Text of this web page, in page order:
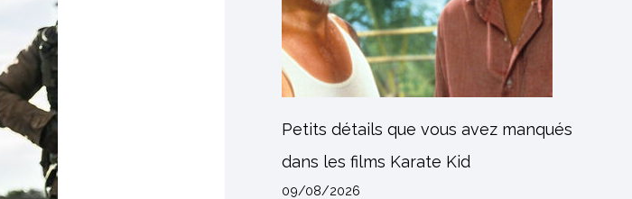
Petits détails que vous avez manqués
dans les films Karate Kid
09/08/2026